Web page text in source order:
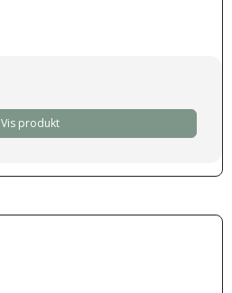
Vis produkt